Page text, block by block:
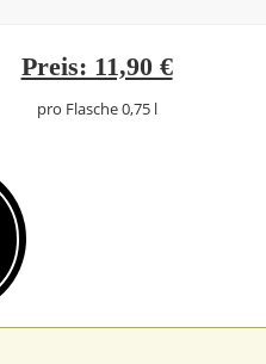
Preis: 11,90 €
pro Flasche 0,75 l